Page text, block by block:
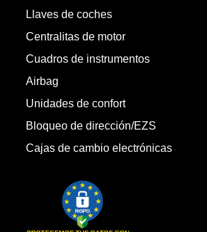
Llaves de coches
Centralitas de motor
Cuadros de instrumentos
Airbag
Unidades de confort
Bloqueo de dirección/EZS
Cajas de cambio electrónicas